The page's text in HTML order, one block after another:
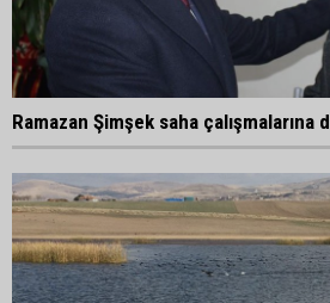
Ramazan Şimşek saha çalışmalarına